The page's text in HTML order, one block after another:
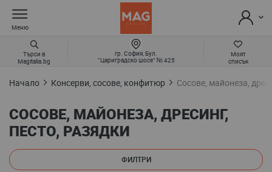
Меню
Търси в
Magitalia.bg
Моят
списък
гр. София, Бул.
“Цариградско шосе“ № 425
Начало Консерви, сосове, конфитюр Сосове, майонеза,
СОСОВЕ, МАЙОНЕЗА, ДРЕСИНГ,
ПЕСТО, РАЗЯДКИ
ФИЛТРИ